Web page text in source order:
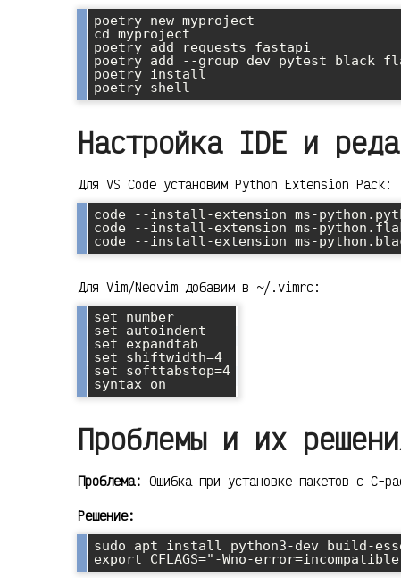
poetry new myproject
cd myproject
poetry add requests fastapi
poetry add --group dev pytest black
poetry install
Настройка IDE и
Для VS Code установим Python Extension Pack:
code --install-extension ms-
code --install-extension ms-
Для Vim/Neovim добавим в ~/.vimrc:
set number
set autoindent
set expandtab
set shiftwidth=4
set softtabstop=4
Проблемы и их
Проблема: Ошибка при установке пакетов с C-
Решение:
sudo apt install python3-dev build-